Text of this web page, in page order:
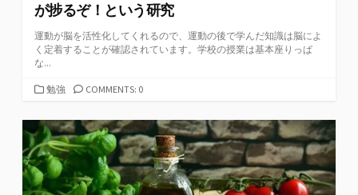
が捗るぞ！という研究
運動が脳を活性化してくれるので、運動の後で学んだ知識は脳によ
く定着することが確認されています。学校の授業は基本座りっぱ
な...
カ
ゴ
リ
ー
勉強 COMMENTS: 0